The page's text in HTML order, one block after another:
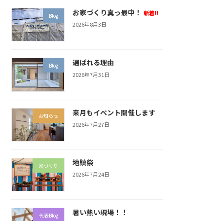
Blog お家づくり真っ最中！ 新着!!
2026年8月3日
Blog 選ばれる理由
2026年7月31日
お知らせ 来月もイベント開催します
2026年7月27日
家づくり 地鎮祭
2026年7月24日
代表Blog 暑い熱い現場！！